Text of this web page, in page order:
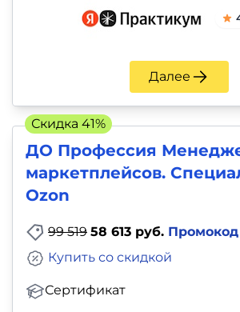
Далее
ДО Профессия
маркетплейсов.
Ozon
99 519 58 613 руб. Промокод
Сертификат
Купить со скидкой
Скидка 41%